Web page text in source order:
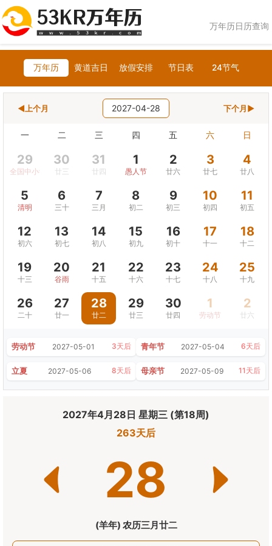
万年历日历查询
万年历 黄道吉日 放假安排 节日表 24节气
◀上个月 2027-04-28 下个月▶
一 二 三 四 五 六 日
29
全国中小学生安全教育日
30
廿三
31
廿四
1
愚人节
2
廿六
3
廿七
4
廿八
5
清明
6
三十
7
三月
8
初二
9
初三
10
初四
11
初五
12
初六
13
初七
14
初八
15
初九
16
初十
17
十一
18
十二
19
十三
20
谷雨
21
十五
22
十六
23
十七
24
十八
25
十九
26
二十
27
廿一
28
廿二
29
廿三
30
廿四
1
劳动节
2
廿六
劳动节 2027-05-01 3天后 青年节 2027-05-04 6天后
立夏 2027-05-06 8天后 母亲节 2027-05-09 11天后
2027年4月28日 星期三 (第18周)
263天后
28
(羊年) 农历三月廿二